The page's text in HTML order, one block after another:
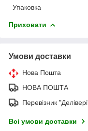
Упаковка
Приховати
Умови доставки
Нова Пошта
НОВА ПОШТА
Перевізник
Всі умови доставки